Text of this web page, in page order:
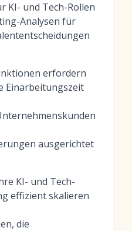
KI- und Tech-Rollen
Analysen für
erfordern
Einarbeitungszeit
ausgerichtet
KI- und Tech-
effizient skalieren
die